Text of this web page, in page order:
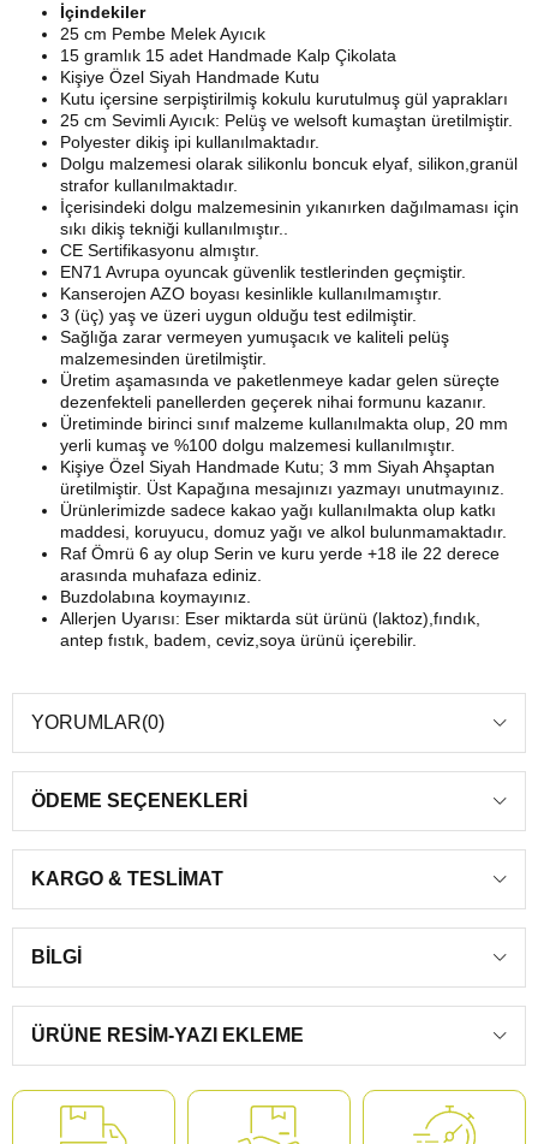
İçindekiler
25 cm Pembe Melek Ayıcık
15 gramlık 15 adet Handmade Kalp Çikolata
Kişiye Özel Siyah Handmade Kutu
Kutu içersine serpiştirilmiş kokulu kurutulmuş gül yaprakları
25 cm Sevimli Ayıcık: Pelüş ve welsoft kumaştan üretilmiştir.
Polyester dikiş ipi kullanılmaktadır.
Dolgu malzemesi olarak silikonlu boncuk elyaf, silikon,granül
strafor kullanılmaktadır.
İçerisindeki dolgu malzemesinin yıkanırken dağılmaması için
sıkı dikiş tekniği kullanılmıştır..
CE Sertifikasyonu almıştır.
EN71 Avrupa oyuncak güvenlik testlerinden geçmiştir.
Kanserojen AZO boyası kesinlikle kullanılmamıştır.
3 (üç) yaş ve üzeri uygun olduğu test edilmiştir.
Sağlığa zarar vermeyen yumuşacık ve kaliteli pelüş
malzemesinden üretilmiştir.
Üretim aşamasında ve paketlenmeye kadar gelen süreçte
dezenfekteli panellerden geçerek nihai formunu kazanır.
Üretiminde birinci sınıf malzeme kullanılmakta olup, 20 mm
yerli kumaş ve %100 dolgu malzemesi kullanılmıştır.
Kişiye Özel Siyah Handmade Kutu; 3 mm Siyah Ahşaptan
üretilmiştir. Üst Kapağına mesajınızı yazmayı unutmayınız.
Ürünlerimizde sadece kakao yağı kullanılmakta olup katkı
maddesi, koruyucu, domuz yağı ve alkol bulunmamaktadır.
Raf Ömrü 6 ay olup Serin ve kuru yerde +18 ile 22 derece
arasında muhafaza ediniz.
Buzdolabına koymayınız.
Allerjen Uyarısı: Eser miktarda süt ürünü (laktoz),fındık,
antep fıstık, badem, ceviz,soya ürünü içerebilir.
YORUMLAR(0)
ÖDEME SEÇENEKLERI
KARGO & TESLIMAT
BILGI
ÜRÜNE RESIM-YAZI EKLEME